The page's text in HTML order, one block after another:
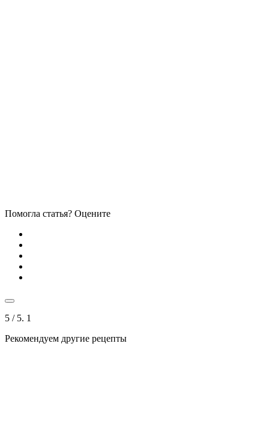
Помогла статья? Оцените
5 / 5. 1
Рекомендуем другие рецепты